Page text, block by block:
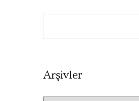
ArşivlerArşivler